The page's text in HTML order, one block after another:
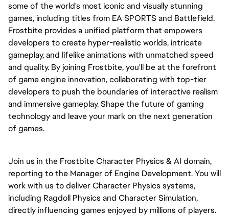
some of the world's most iconic and visually stunning
games, including titles from EA SPORTS and Battlefield.
Frostbite provides a unified platform that empowers
developers to create hyper-realistic worlds, intricate
gameplay, and lifelike animations with unmatched speed
and quality. By joining Frostbite, you'll be at the forefront
of game engine innovation, collaborating with top-tier
developers to push the boundaries of interactive realism
and immersive gameplay. Shape the future of gaming
technology and leave your mark on the next generation
of games.
Join us in the Frostbite Character Physics & AI domain,
reporting to the Manager of Engine Development. You will
work with us to deliver Character Physics systems,
including Ragdoll Physics and Character Simulation,
directly influencing games enjoyed by millions of players.